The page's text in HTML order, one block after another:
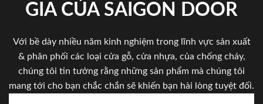
GIA CỦA SAIGON DOOR
Với bề dày nhiều năm kinh nghiệm trong lĩnh vực sản xuất
& phân phối các loại cửa gỗ, cửa nhựa, của chống cháy,
chúng tôi tin tưởng rằng những sản phẩm mà chúng tôi
mang tới cho bạn chắc chắn sẽ khiến bạn hài lòng tuyệt đối.